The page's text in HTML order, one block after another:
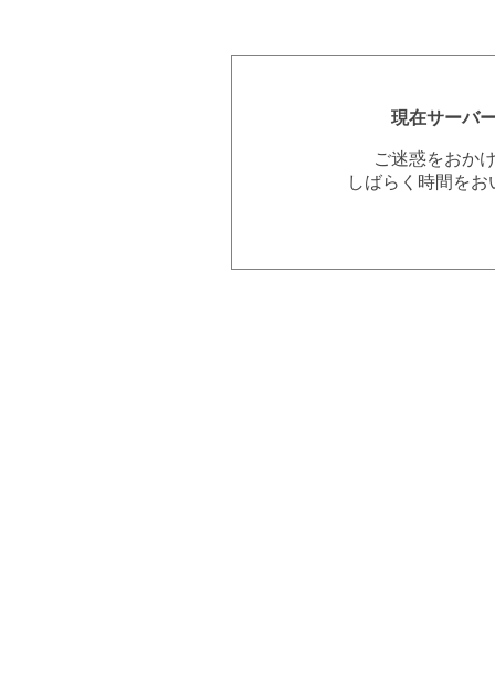
現在サーバ
ご迷惑をおか
しばらく時間を